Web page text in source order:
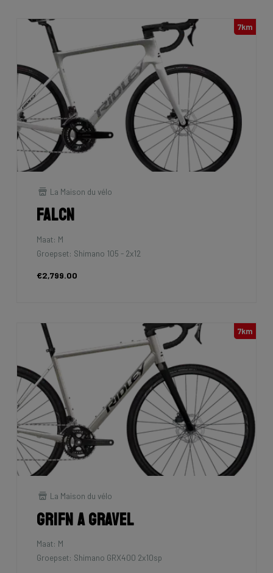
7km
La Maison du vélo
Falcn
Maat: M
Groepset: Shimano 105 - 2x12
€2,799.00
7km
La Maison du vélo
Grifn A Gravel
Maat: M
Groepset: Shimano GRX400 2x10sp